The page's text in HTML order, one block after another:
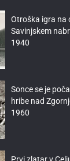
Otroška igra na
Savinjskem
1940
Sonce se je
hribe nad
1960